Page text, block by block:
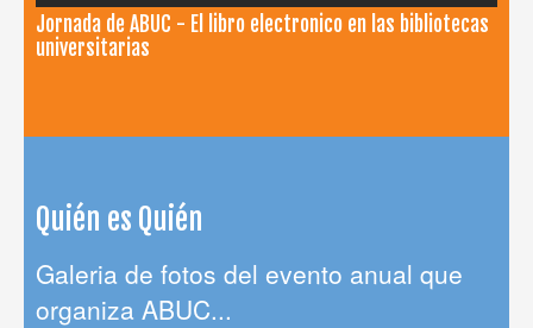
Jornada de ABUC - El libro electronico en las bibliotecas
universitarias
Quién es Quién
Galeria de fotos del evento anual que
organiza ABUC...